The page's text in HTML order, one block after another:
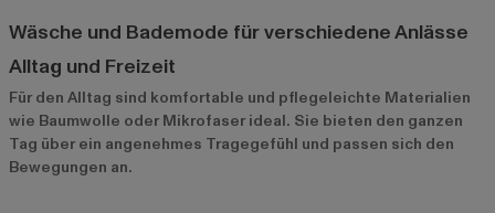
Wäsche und Bademode für verschiedene Anlässe
Alltag und Freizeit
Für den Alltag sind komfortable und pflegeleichte Materialien
wie Baumwolle oder Mikrofaser ideal. Sie bieten den ganzen
Tag über ein angenehmes Tragegefühl und passen sich den
Bewegungen an.